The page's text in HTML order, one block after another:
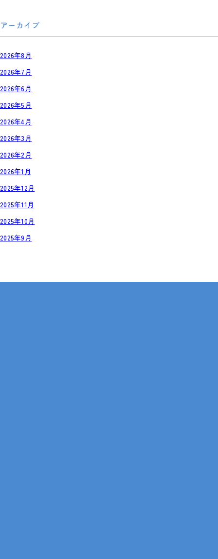
アーカイブ
2026年8月
2026年7月
2026年6月
2026年5月
2026年4月
2026年3月
2026年2月
2026年1月
2025年12月
2025年11月
2025年10月
2025年9月